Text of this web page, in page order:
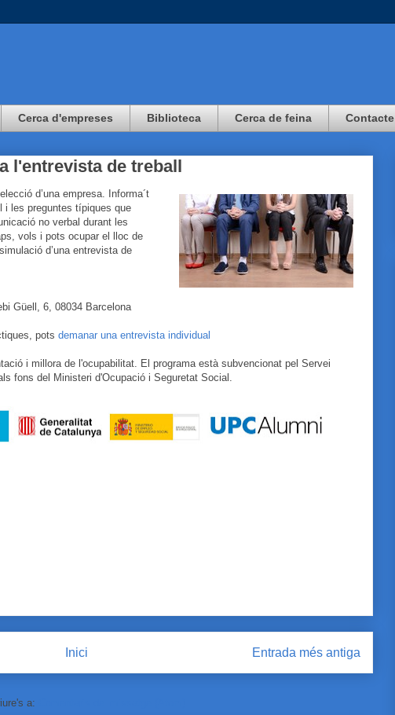
Cerca d'empreses Biblioteca Cerca de feina Contacte
l'entrevista de treball
d’una empresa. Informa´t
i les preguntes típiques que
no verbal durant les
vols i pots ocupar el lloc de
d’una entrevista de
Güell, 6, 08034 Barcelona
pots demanar una entrevista individual
i millora de l'ocupabilitat. El programa està subvencionat pel Servei
fons del Ministeri d'Ocupació i Seguretat Social.
Entrada més antiga
Inici
a: